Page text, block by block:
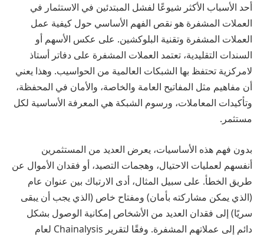
أحد الأسباب الأكثر شيوعًا لفشل المبتدئين في الاستثمار في
العملات المشفرة هو نقص الفهم الأساسي حول كيفية عمل
العملات المشفرة وتقنية البلوكشين. على عكس الأسهم أو
السندات التقليدية، تعتمد العملات المشفرة على دفاتر أستاذ
لامركزية تحتفظ بها الشبكات العالمية من الحواسيب. وهذا يعني
أن مفاهيم مثل المفاتيح العامة والخاصة، والأمان في المحفظة،
وتأكيدات المعاملات، ورسوم الشبكة هي المعرفة الأساسية لكل
مستثمر.
بدون فهم هذه الأساسيات، يعرض العديد من المستثمرين
أنفسهم لعمليات الاحتيال، وهجمات التصيد، أو فقدان الأموال عن
طريق الخطأ. على سبيل المثال، أدى الارتباك بين عنوان عام
(الذي يمكن مشاركته بأمان) ومفتاح خاص (الذي يجب أن يبقى
سريًا) إلى فقدان العديد من الأشخاص إمكانية الوصول بشكل
دائم إلى عملاتهم المشفرة. وفقًا لتقرير Chainalysis لعام